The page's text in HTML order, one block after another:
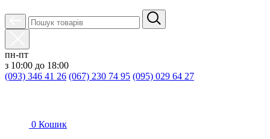
пн-пт
з 10:00 до 18:00
(093) 346 41 26 (067) 230 74 95 (095) 029 64 27
0 Кошик